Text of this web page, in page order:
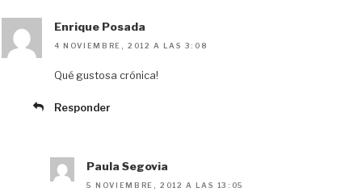
y
o
k
i
Enrique Posada
4 NOVIEMBRE, 2012 A LAS 3:08
Qué gustosa crónica!
Responder
Paula Segovia
5 NOVIEMBRE, 2012 A LAS 13:05